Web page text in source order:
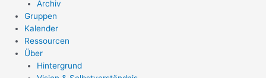
Archiv
Gruppen
Kalender
Ressourcen
Über
Hintergrund